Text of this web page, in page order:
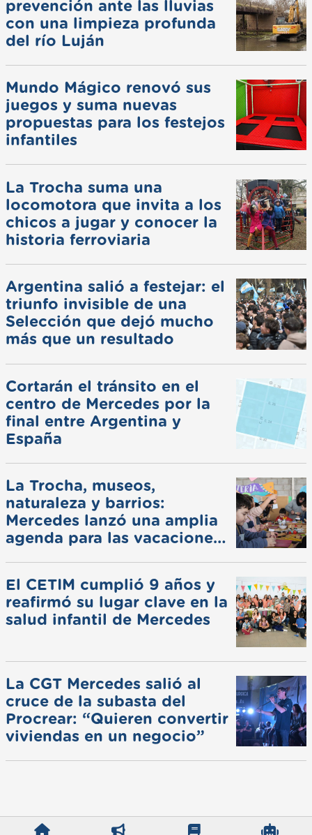
prevención ante las lluvias
con una limpieza profunda
del río Luján
Mundo Mágico renovó sus
juegos y suma nuevas
propuestas para los festejos
infantiles
La Trocha suma una
locomotora que invita a los
chicos a jugar y conocer la
historia ferroviaria
Argentina salió a festejar: el
triunfo invisible de una
Selección que dejó mucho
más que un resultado
Cortarán el tránsito en el
centro de Mercedes por la
final entre Argentina y
España
La Trocha, museos,
naturaleza y barrios:
Mercedes lanzó una amplia
agenda para las vacaciones
El CETIM cumplió 9 años y
reafirmó su lugar clave en la
salud infantil de Mercedes
La CGT Mercedes salió al
cruce de la subasta del
Procrear: “Quieren convertir
viviendas en un negocio”